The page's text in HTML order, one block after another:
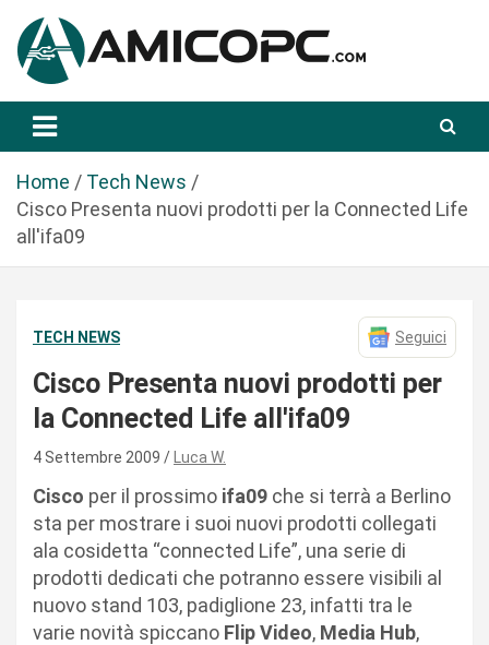
a
Amicopc.com
Home
Tech News
Cisco Presenta nuovi prodotti per la Connected Life
all'ifa09
TECH NEWS Seguici
Cisco Presenta nuovi prodotti per
la Connected Life all'ifa09
4 Settembre 2009 Luca W.
Cisco per il prossimo ifa09 che si terrà a Berlino
sta per mostrare i suoi nuovi prodotti collegati
ala cosidetta “connected Life”, una serie di
prodotti dedicati che potranno essere visibili al
nuovo stand 103, padiglione 23, infatti tra le
varie novità spiccano Flip Video, Media Hub,